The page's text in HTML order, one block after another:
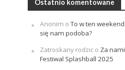
Ostatnio komentowane
Anonim oTo w ten
się nam podoba?
Zatroskany rodzico Za
Festiwal Splashball 2025